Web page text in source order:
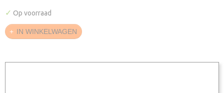
✓ Op voorraad
IN WINKELWAGEN